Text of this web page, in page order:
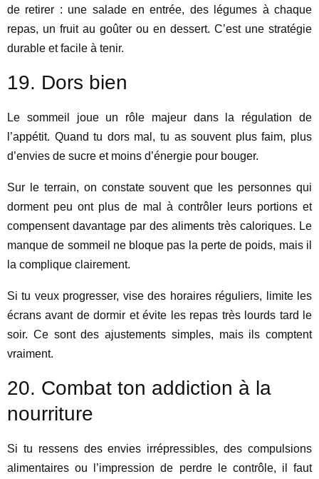
de retirer : une salade en entrée, des légumes à chaque
repas, un fruit au goûter ou en dessert. C’est une stratégie
durable et facile à tenir.
19. Dors bien
Le sommeil joue un rôle majeur dans la régulation de
l’appétit. Quand tu dors mal, tu as souvent plus faim, plus
d’envies de sucre et moins d’énergie pour bouger.
Sur le terrain, on constate souvent que les personnes qui
dorment peu ont plus de mal à contrôler leurs portions et
compensent davantage par des aliments très caloriques. Le
manque de sommeil ne bloque pas la perte de poids, mais il
la complique clairement.
Si tu veux progresser, vise des horaires réguliers, limite les
écrans avant de dormir et évite les repas très lourds tard le
soir. Ce sont des ajustements simples, mais ils comptent
vraiment.
20. Combat ton addiction à la
nourriture
Si tu ressens des envies irrépressibles, des compulsions
alimentaires ou l’impression de perdre le contrôle, il faut